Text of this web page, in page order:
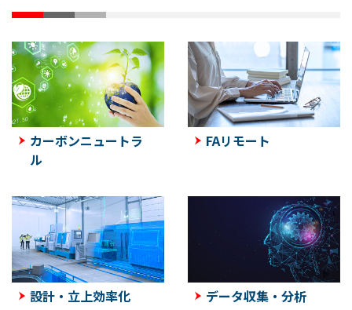
カーボンニュートラ
ル
FAリモート
設計・立上効率化 データ収集・分析